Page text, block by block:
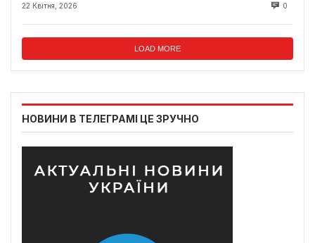
22 Квітня, 2026 0
LOAD MORE
НОВИНИ В ТЕЛЕГРАМІ ЦЕ ЗРУЧНО